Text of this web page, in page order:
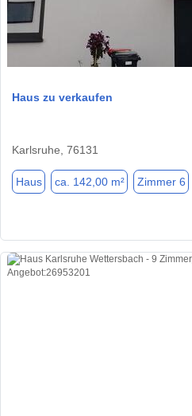
Haus zu verkaufen
Karlsruhe, 76131
Haus ca. 142,00 m² Zimmer 6